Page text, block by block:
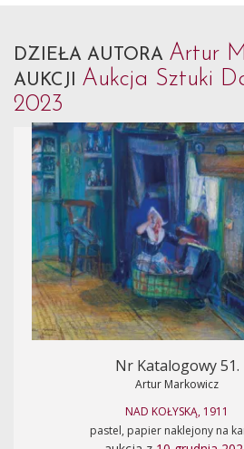
DZIEŁA AUTORA Artur
AUKCJI Aukcja Sztuki
2023
Nr Katalogowy 51.
Artur Markowicz
NAD KOŁYSKĄ, 1911
pastel, papier naklejony na